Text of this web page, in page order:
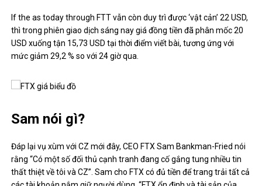
If the as today through FTT vẫn còn duy trì được ‘vật cản’ 22 USD,
thì trong phiên giao dịch sáng nay giá đồng tiền đã phân mốc 20
USD xuống tận 15,73 USD tại thời điểm viết bài, tương ứng với
mức giảm 29,2 % so với 24 giờ qua.
Sam nói gì?
Đáp lại vụ xùm với CZ mới đây, CEO FTX Sam Bankman-Fried nói
rằng “Có một số đối thủ cạnh tranh đang cố gắng tung nhiều tin
thất thiệt về tôi và CZ”. Sam cho FTX có đủ tiền để trang trải tất cả